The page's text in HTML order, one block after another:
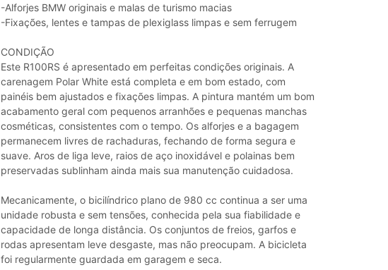
-Alforjes BMW originais e malas de turismo macias
-Fixações, lentes e tampas de plexiglass limpas e sem ferrugem
CONDIÇÃO
Este R100RS é apresentado em perfeitas condições originais. A
carenagem Polar White está completa e em bom estado, com
painéis bem ajustados e fixações limpas. A pintura mantém um bom
acabamento geral com pequenos arranhões e pequenas manchas
cosméticas, consistentes com o tempo. Os alforjes e a bagagem
permanecem livres de rachaduras, fechando de forma segura e
suave. Aros de liga leve, raios de aço inoxidável e polainas bem
preservadas sublinham ainda mais sua manutenção cuidadosa.
Mecanicamente, o bicilíndrico plano de 980 cc continua a ser uma
unidade robusta e sem tensões, conhecida pela sua fiabilidade e
capacidade de longa distância. Os conjuntos de freios, garfos e
rodas apresentam leve desgaste, mas não preocupam. A bicicleta
foi regularmente guardada em garagem e seca.